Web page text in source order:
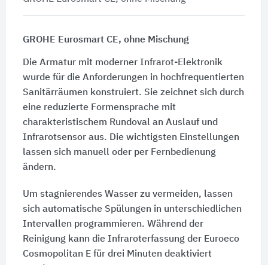
GROHE Eurosmart CE, ohne Mischung
Die Armatur mit moderner Infrarot-Elektronik
wurde für die Anforderungen in hochfrequentierten
Sanitärräumen konstruiert. Sie zeichnet sich durch
eine reduzierte Formensprache mit
charakteristischem Rundoval an Auslauf und
Infrarotsensor aus. Die wichtigsten Einstellungen
lassen sich manuell oder per Fernbedienung
ändern.
Um stagnierendes Wasser zu vermeiden, lassen
sich automatische Spülungen in unterschiedlichen
Intervallen programmieren. Während der
Reinigung kann die Infraroterfassung der Euroeco
Cosmopolitan E für drei Minuten deaktiviert